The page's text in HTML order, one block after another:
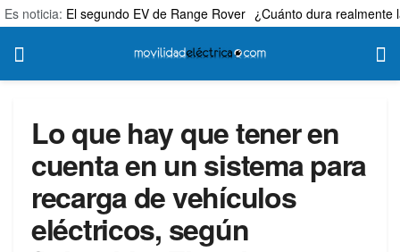
Es noticia: El segundo EV de Range Rover ¿Cuánto dura realmente
Lo que hay que tener en
cuenta en un sistema para
recarga de vehículos
eléctricos, según